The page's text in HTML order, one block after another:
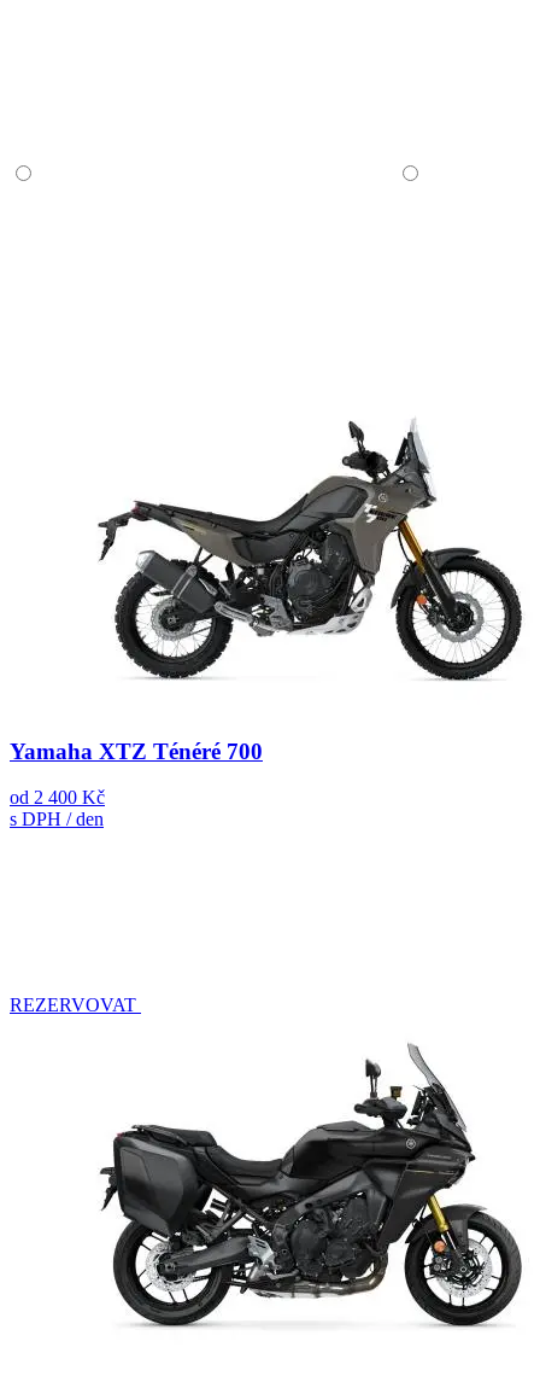
Yamaha XTZ Ténéré 700
od 2 400 Kč
s DPH / den
REZERVOVAT